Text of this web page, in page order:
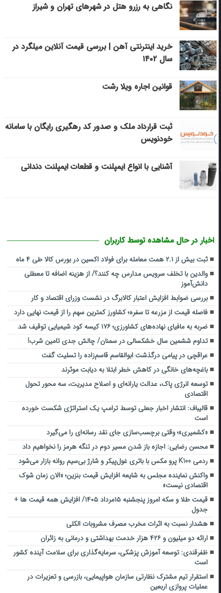
نگاهی به رزرو هتل در شهرهای تهران و شیراز
خرید اینترنتی آهن | بررسی قیمت آنلاین میلگرد در
سال ۱۴۰۲
قوانین اجاره ویلا رشت
ثبت قرارداد ملک و صدور کد رهگیری رایگان با سامانه
خودنویس
آشنایی با انواع ایمپلنت و قطعات ایمپلنت دندانی
اخبار در حال مشاهده توسط کاربران
ثبت بیش از ۲.۱ همت معامله برای فولاد اکسین در بورس کالا طی ۴ ماه
والدین با تخلف سرویس مدارس چه کنند؟/ از هزینه اضافه تا معطلی
دانش‌آموز
بررسی ضوابط افزایش اعتبار کالابرگ در نشست وزرای اقتصاد و کار
فاصله قیمت از مزرعه تا سفره؛ کشاورز کمترین سهم را از قیمت نهایی دارد
ضربه ‌به مافیای نهاده‌های کشاورزی؛ ۱۷۶ کیسه کود شیمیایی توقیف شد
تداوم ششمین سال خشکسالی در سمنان/ چالش‌ جدی‌ تامین شرب!
عراقچی در پیامی درگذشت ابوالقاسم قاسم‌زاده را تسلیت گفت
باغچه‌های خانگی در کاهش خطر ابتلا به دیابت موثرند
توسعه انرژی پاک، عدالت یارانه‌ای و اصلاح مدیریت، سه محور تحول
اقتصادی
قالیباف: انتشار اخبار جعلی توسط ترامپ یک استراتژی شکست خورده
است
«کشمیری»؛ وقتی برچسب‌سازی جای نقد رسانه‌ای را می‌گیرد
محسن رضایی: اجازه باز شدن مسیر دوم در تنگه هرمز را نخواهیم داد
ردمی K100 پرو مکس با باتری غول‌پیکر و شارژ بی‌سیم روانه بازار می‌شود
واکنش نماینده مجلس به شایعه افزایش قیمت بنزین؛ «الان زمان شوک
اقتصادی نیست»
قیمت طلا و سکه امروز پنجشنبه ۱۵مرداد ۱۴۰۵/ افزایش همه قیمت ها +
جدول
هشدار نسبت به اثرات مخرب مصرف مشروبات الکلی
ارائه دو میلیون و ۴۲۶ هزار خدمت بهداشتی و درمانی به زائران
ظفرقندی: توسعه آموزش پزشکی، سرمایه‌گذاری برای سلامت آینده کشور
است
استقرار تیم مشترک نظارتی سازمان هواپیمایی، بازرسی و تعزیرات در
عملیات پروازی اربعین